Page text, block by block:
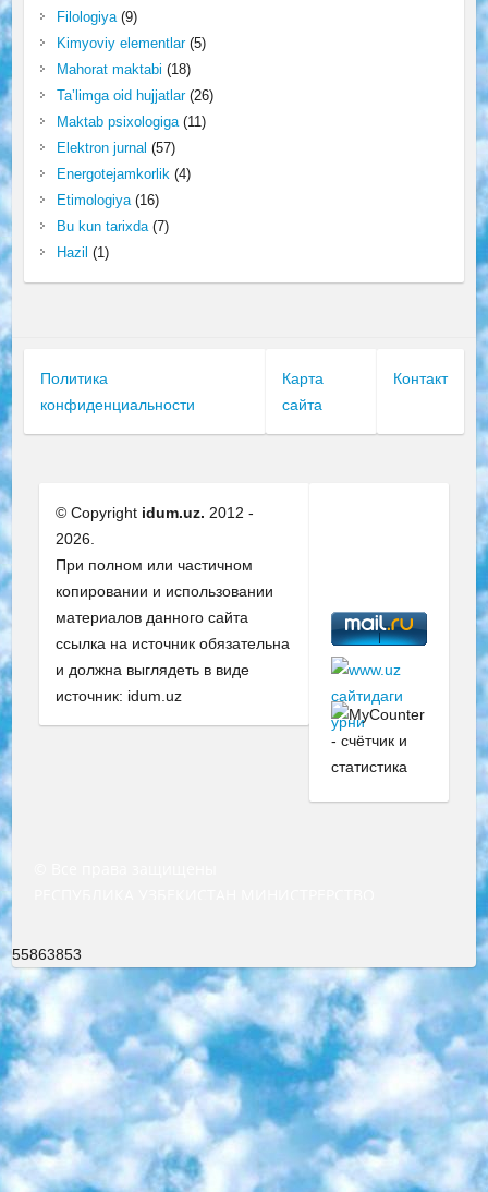
Filologiya(9)
Kimyoviy elementlar(5)
Mahorat maktabi (18)
Ta’limga oid hujjatlar(26)
Maktab psixologiga(11)
Elektron jurnal (57)
Energotejamkorlik(4)
Etimologiya(16)
Bu kun tarixda(7)
Hazil (1)
Политика
конфиденциальности
Карта
сайта
Контакт
© Copyright idum.uz. 2012 -
2026.
При полном или частичном
копировании и использовании
материалов данного сайта
ссылка на источник обязательна
и должна выглядеть в виде
источник: idum.uz
55863853